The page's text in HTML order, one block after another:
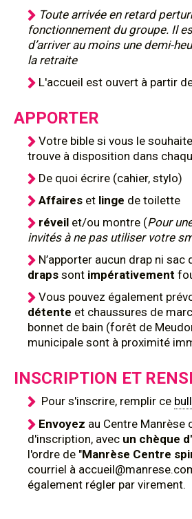
Toute arrivée en retard
fonctionnement du groupe. Il
d’arriver au moins une demi-
la retraite
L'accueil est ouvert à partir
APPORTER
Votre bible si vous le
trouve à disposition dans
De quoi écrire (cahier, stylo)
Affaires et linge de toilette
réveil et/ou montre (Pour
invités à ne pas utiliser votre
N’apporter aucun drap ni sac
draps sont impérativement
Vous pouvez également
détente et chaussures de
bonnet de bain (forêt de
municipale sont à proximité
INSCRIPTION ET
Pour s'inscrire, ​remplir ce
Envoyez au Centre Manrèse
d'inscription, avec un chèque
l'ordre de "Manrèse Centre
courriel à
également régler par virement.